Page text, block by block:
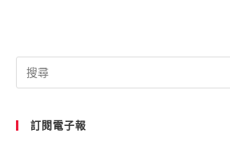
訂閱電子報